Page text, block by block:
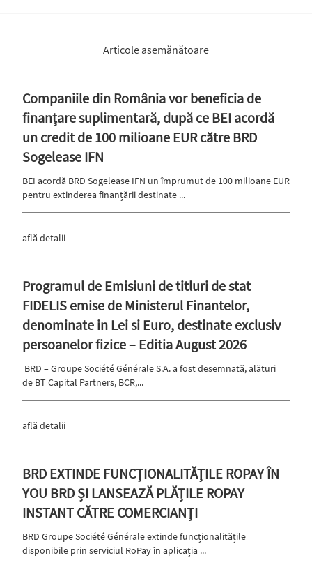
Articole asemănătoare
Companiile din România vor beneficia de
finanțare suplimentară, după ce BEI acordă
un credit de 100 milioane EUR către BRD
Sogelease IFN
BEI acordă BRD Sogelease IFN un împrumut de 100 milioane EUR
pentru extinderea finanțării destinate ...
află detalii
Programul de Emisiuni de titluri de stat
FIDELIS emise de Ministerul Finantelor,
denominate in Lei si Euro, destinate exclusiv
persoanelor fizice – Editia August 2026
BRD – Groupe Société Générale S.A. a fost desemnată, alături
de BT Capital Partners, BCR,...
află detalii
BRD EXTINDE FUNCȚIONALITĂȚILE ROPAY ÎN
YOU BRD ȘI LANSEAZĂ PLĂȚILE ROPAY
INSTANT CĂTRE COMERCIANȚI
BRD Groupe Société Générale extinde funcționalitățile
disponibile prin serviciul RoPay în aplicația ...